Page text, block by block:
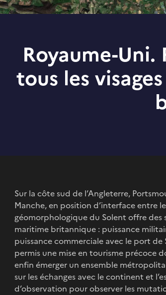
Royaume-
tous les
Sur la côte sud de l’Angleterre,
Manche, en position d’interface entre
géomorphologique du Solent offre des
maritime britannique : puissance
puissance commerciale avec le port de
permis une mise en tourisme précoce
enfin émerger un ensemble
sur les échanges avec le continent et
d’observation pour observer les